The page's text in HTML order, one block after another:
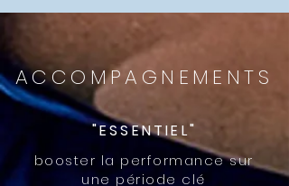
ACCOMPAGNEMENTS
"ESSENTIEL"
booster la performance sur
une période clé